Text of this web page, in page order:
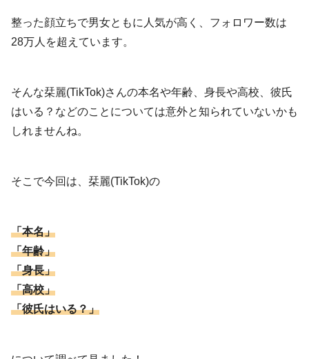
整った顔立ちで男女ともに人気が高く、フォロワー数は
28万人を超えています。
そんな栞麗(TikTok)さんの本名や年齢、身長や高校、彼氏
はいる？などのことについては意外と知られていないかも
しれませんね。
そこで今回は、栞麗(TikTok)の
「本名」
「年齢」
「身長」
「高校」
「彼氏はいる？」